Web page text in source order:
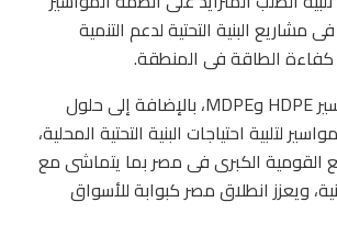
مشاريع البنية التحتية لدعم التنمية
الطاقة فى المنطقة.
وسيُنتج المصنع مواسير HDPE وMDPE، بالإضافة إلى حلول
لتلبية احتياجات البنية التحتية المحلية،
القومية الكبرى فى مصر بما يتماشى مع
ويعزز انطلاق مصر كبوابة للأسواق